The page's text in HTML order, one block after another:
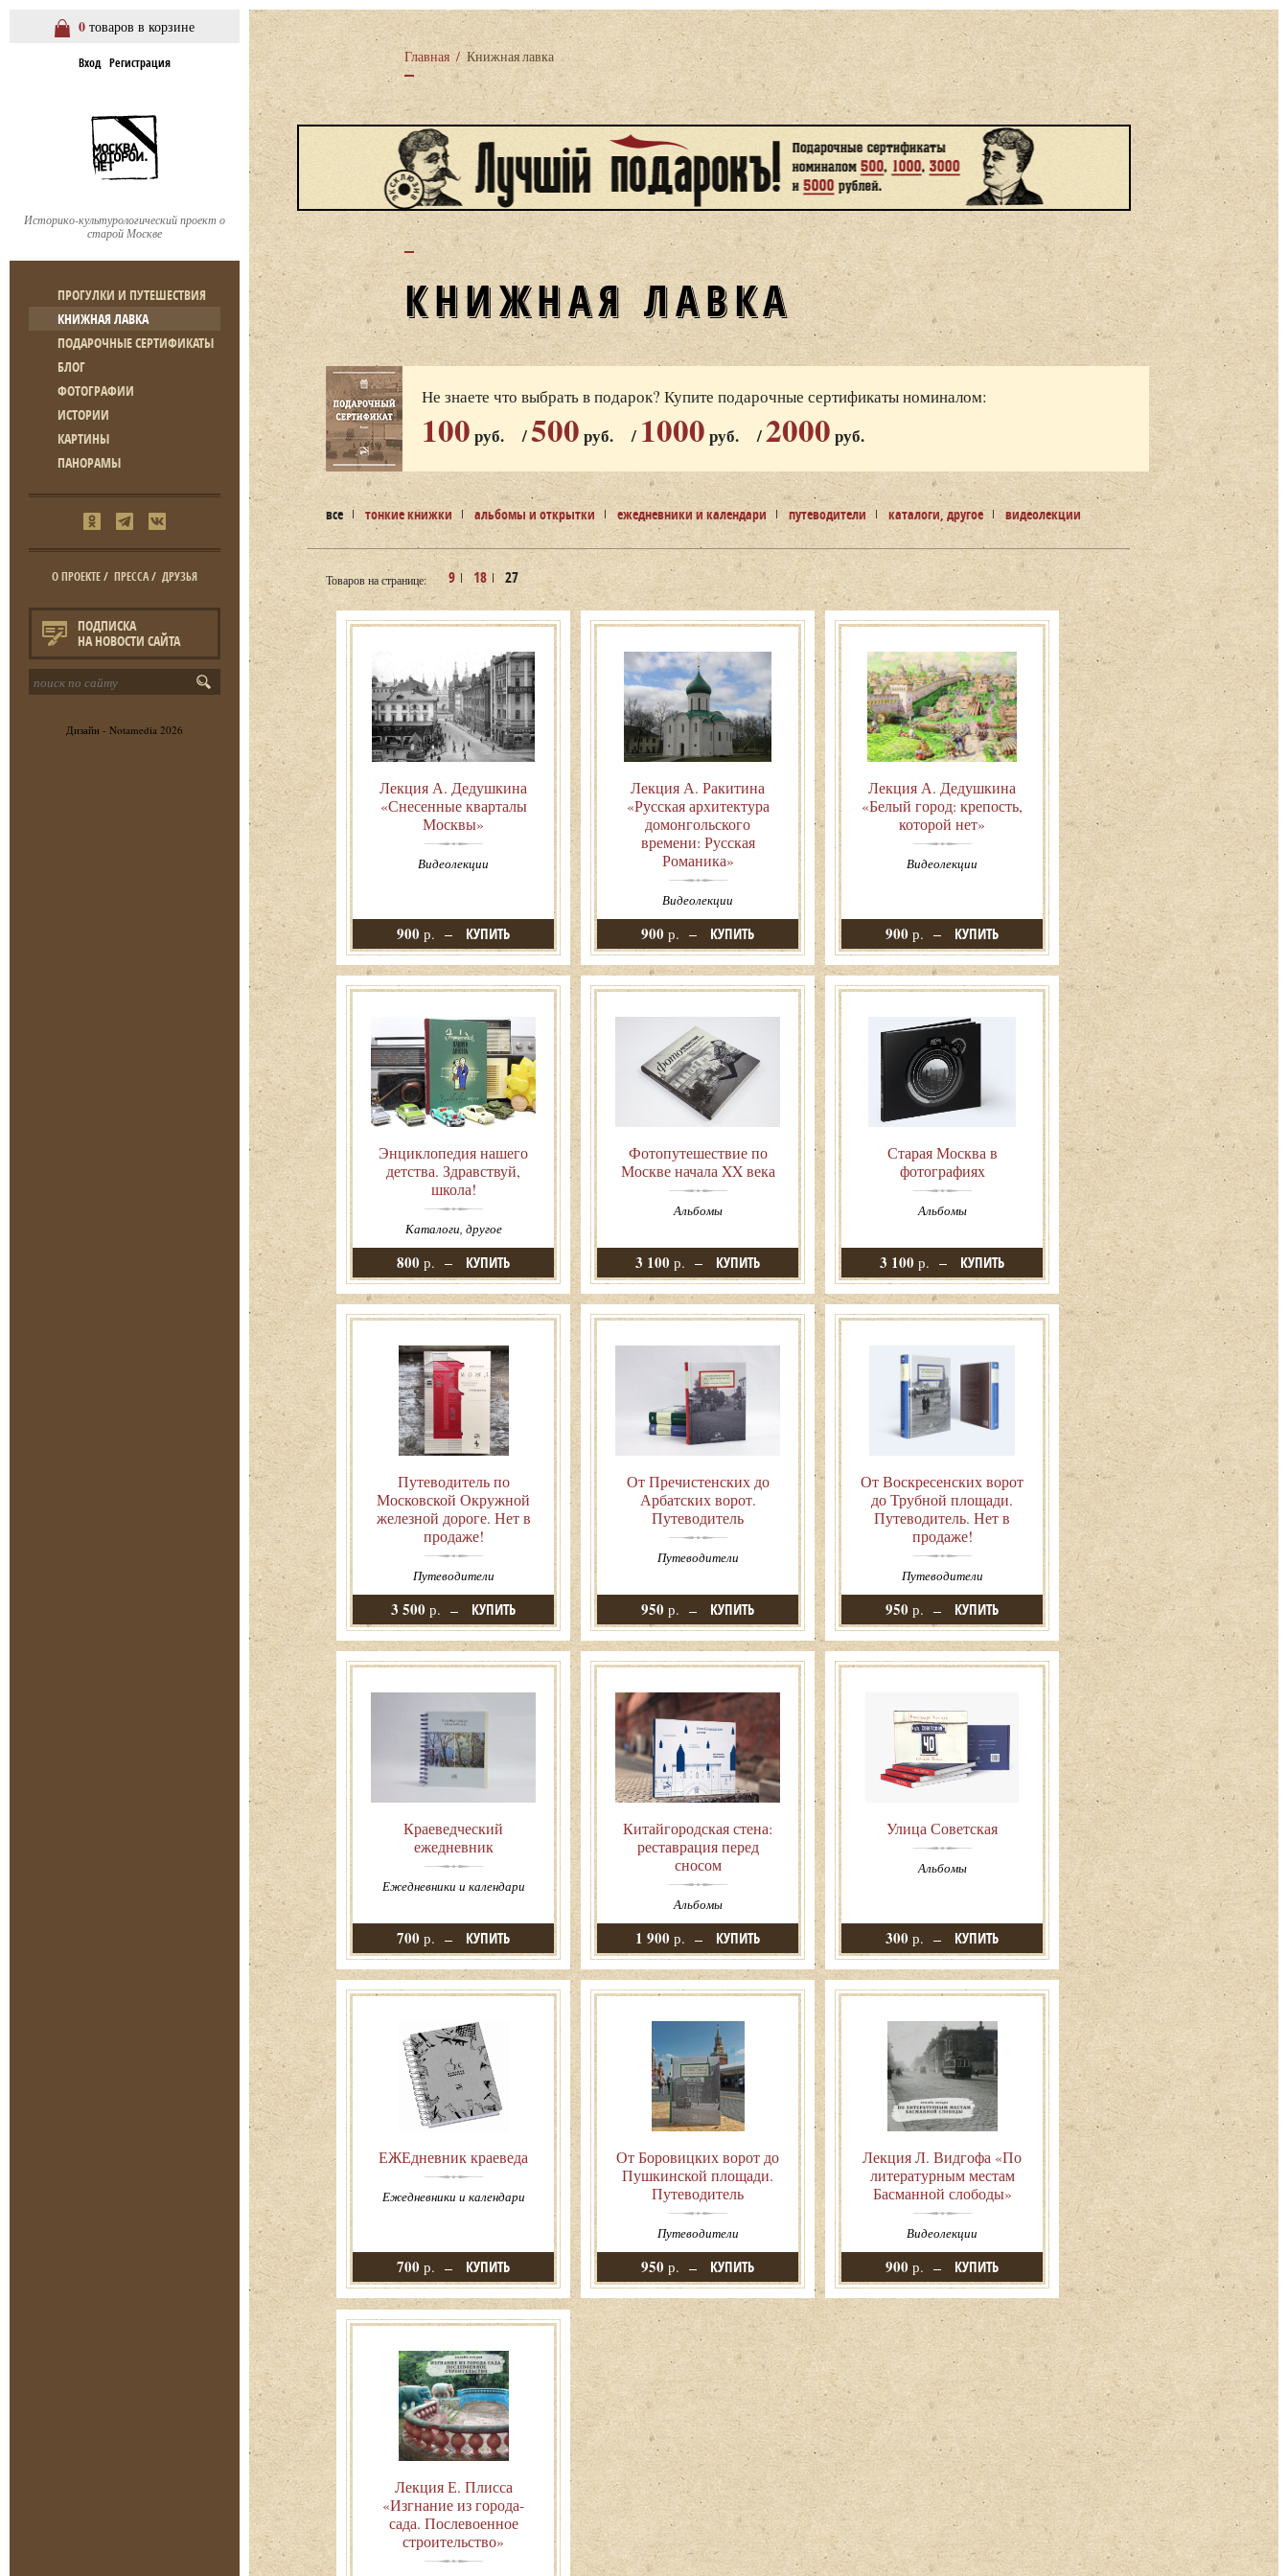
0 товаров в корзине
Вход Регистрация
Историко-культурологический проект о
старой Москве
ПРОГУЛКИ И ПУТЕШЕСТВИЯ
КНИЖНАЯ ЛАВКА
ПОДАРОЧНЫЕ СЕРТИФИКАТЫ
БЛОГ
ФОТОГРАФИИ
ИСТОРИИ
КАРТИНЫ
ПАНОРАМЫ
О ПРОЕКТЕ/ ПРЕССА/ ДРУЗЬЯ
ПОДПИСКА
НА НОВОСТИ САЙТА
Дизайн - Notamedia 2026
Главная / Книжная лавка
КНИЖНАЯ ЛАВКА
Не знаете что выбрать в подарок? Купите подарочные сертификаты номиналом:
100 руб. /500 руб. / 1000 руб. /2000 руб.
все тонкие книжки альбомы и открытки ежедневники и календари путеводители каталоги, другое видеолекции
Товаров на странице: 9 18 27
Лекция А. Дедушкина
«Снесенные кварталы
Москвы»
Видеолекции
900 р. КУПИТЬ
Лекция А. Ракитина
«Русская архитектура
домонгольского
времени: Русская
Романика»
Видеолекции
900 р. КУПИТЬ
Лекция А. Дедушкина
«Белый город: крепость,
которой нет»
Видеолекции
900 р. КУПИТЬ
Энциклопедия нашего
детства. Здравствуй,
школа!
Каталоги, другое
800 р. КУПИТЬ
Фотопутешествие по
Москве начала XX века
Альбомы
3 100 р. КУПИТЬ
Старая Москва в
фотографиях
Альбомы
3 100 р. КУПИТЬ
Путеводитель по
Московской Окружной
железной дороге. Нет в
продаже!
Путеводители
3 500 р. КУПИТЬ
От Пречистенских до
Арбатских ворот.
Путеводитель
Путеводители
950 р. КУПИТЬ
От Воскресенских ворот
до Трубной площади.
Путеводитель. Нет в
продаже!
Путеводители
950 р. КУПИТЬ
Краеведческий
ежедневник
Ежедневники и календари
700 р. КУПИТЬ
Китайгородская стена:
реставрация перед
сносом
Альбомы
1 900 р. КУПИТЬ
Улица Советская
Альбомы
300 р. КУПИТЬ
ЕЖЕдневник краеведа
Ежедневники и календари
700 р. КУПИТЬ
От Боровицких ворот до
Пушкинской площади.
Путеводитель
Путеводители
950 р. КУПИТЬ
Лекция Л. Видгофа «По
литературным местам
Басманной слободы»
Видеолекции
900 р. КУПИТЬ
Лекция Е. Плисса
«Изгнание из города-
сада. Послевоенное
строительство»